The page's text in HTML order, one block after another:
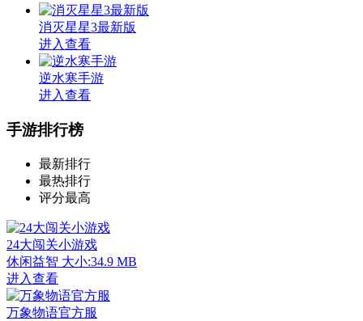
消灭星星3最新版
进入查看
逆水寒手游
进入查看
手游排行榜
最新排行
最热排行
评分最高
24大闯关小游戏
休闲益智 大小:34.9 MB
进入查看
万象物语官方服